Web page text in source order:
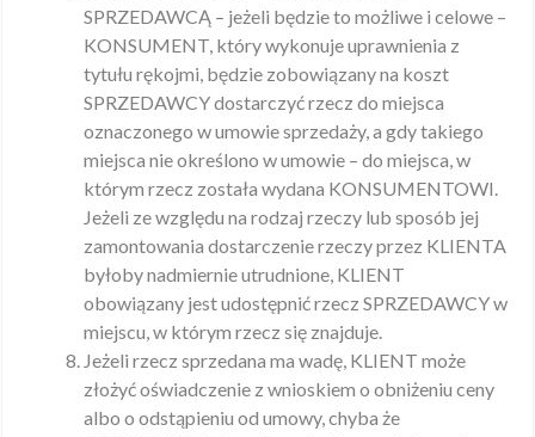
SPRZEDAWCĄ – jeżeli będzie to możliwe i celowe –
KONSUMENT, który wykonuje uprawnienia z
tytułu rękojmi, będzie zobowiązany na koszt
SPRZEDAWCY dostarczyć rzecz do miejsca
oznaczonego w umowie sprzedaży, a gdy takiego
miejsca nie określono w umowie – do miejsca, w
którym rzecz została wydana KONSUMENTOWI.
Jeżeli ze względu na rodzaj rzeczy lub sposób jej
zamontowania dostarczenie rzeczy przez KLIENTA
byłoby nadmiernie utrudnione, KLIENT
obowiązany jest udostępnić rzecz SPRZEDAWCY w
miejscu, w którym rzecz się znajduje.
Jeżeli rzecz sprzedana ma wadę, KLIENT może
złożyć oświadczenie z wnioskiem o obniżeniu ceny
albo o odstąpieniu od umowy, chyba że